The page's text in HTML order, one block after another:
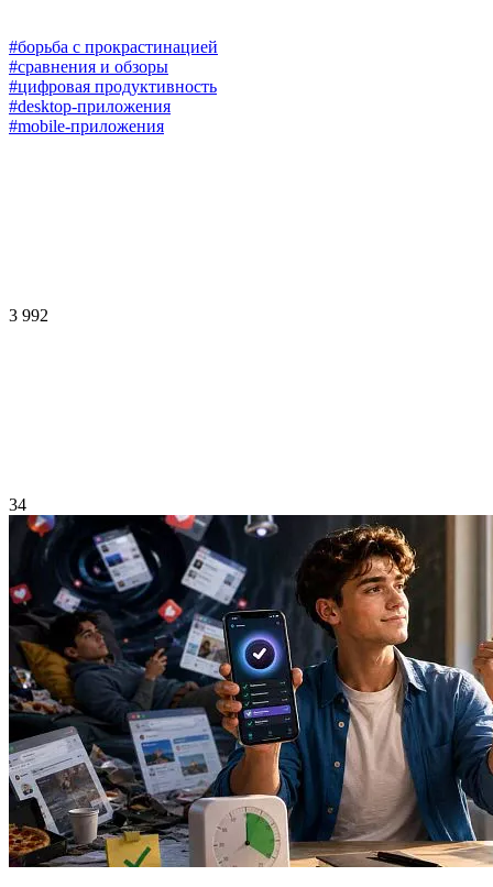
#борьба с прокрастинацией
#сравнения и обзоры
#цифровая продуктивность
#desktop-приложения
#mobile-приложения
3 992
34